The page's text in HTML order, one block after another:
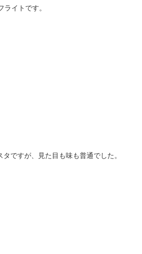
イトです。
ですが、見た目も味も普通でした。